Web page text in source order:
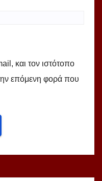
και τον ιστότοπο
επόμενη φορά που